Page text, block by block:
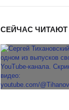
СЕЙЧАС ЧИТАЮТ